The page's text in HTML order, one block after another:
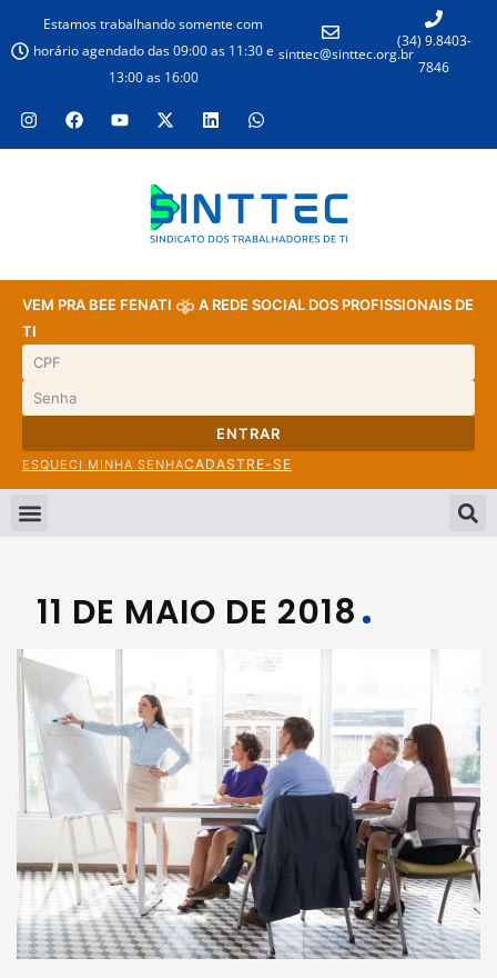
Estamos trabalhando somente com
horário agendado das 09:00 as 11:30 e
13:00 as 16:00
sinttec@sinttec.org.br
(34) 9.8403-
7846
VEM PRA BEE FENATI
A REDE SOCIAL DOS PROFISSIONAIS DE
TI
ENTRAR
ESQUECI MINHA SENHACADASTRE-SE
11 DE MAIO DE 2018